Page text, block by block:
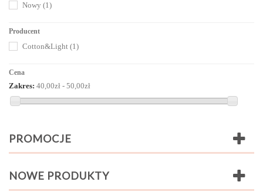
Nowy (1)
Producent
Cotton&Light (1)
Cena
Zakres: 40,00zł - 50,00zł
PROMOCJE
NOWE PRODUKTY